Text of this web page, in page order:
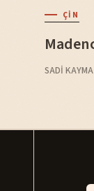
ÇIN
SADI